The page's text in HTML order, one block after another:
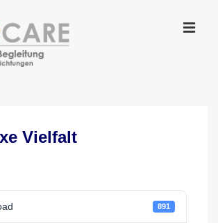
Vielfalt
891